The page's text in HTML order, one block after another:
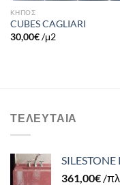
ΚΗΠΟΣ
CUBES CAGLIARI
30,00€ /μ2
ΤΕΛΕΥΤΑΊΑ
361,00€ /